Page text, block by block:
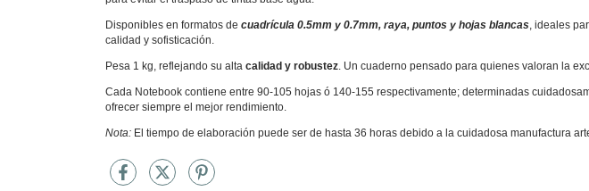
Disponibles en formatos de cuadrícula 0.5mm y 0.7mm, raya, puntos y hojas blancas , ideales
calidad y sofisticación.
Pesa 1 kg, reflejando su alta calidad y robustez . Un cuaderno pensado para quienes valoran la
Cada Notebook contiene entre 90-105 hojas ó 140-155 respectivamente; determinadas
ofrecer siempre el mejor rendimiento.
Nota: El tiempo de elaboración puede ser de hasta 36 horas debido a la cuidadosa manufactura